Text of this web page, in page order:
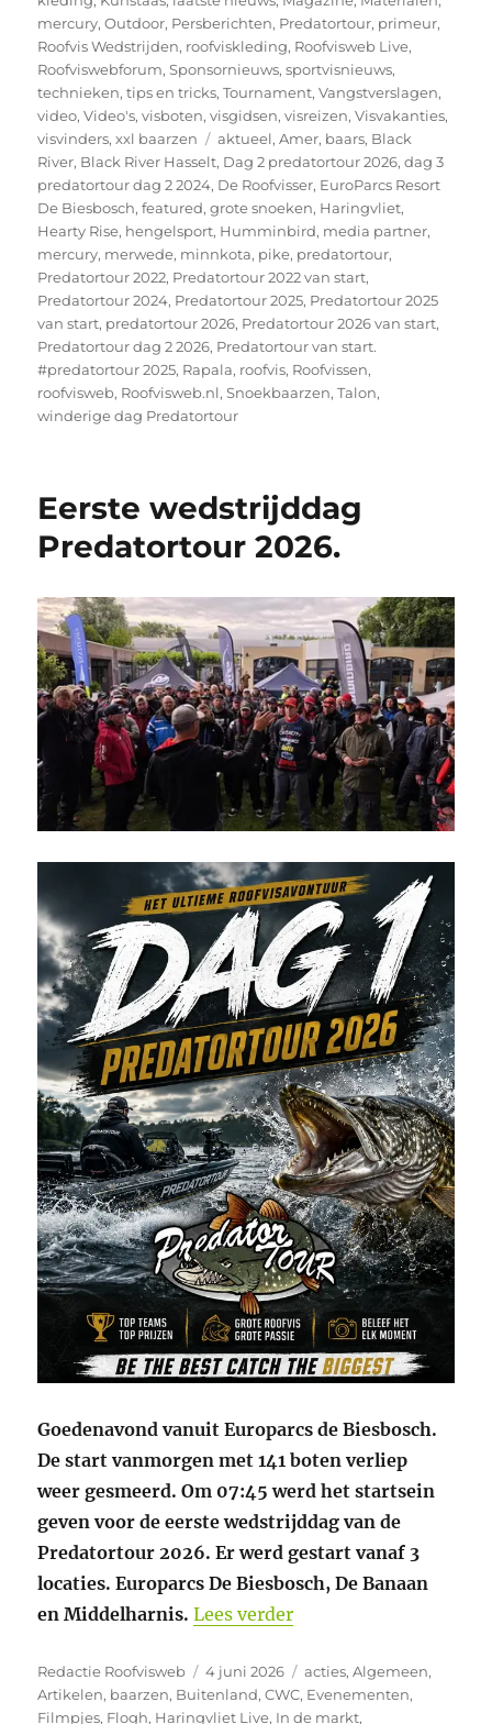
mercury,Outdoor, Persberichten, Predatortour, primeur,
Roofvis Wedstrijden, roofviskleding, Roofvisweb Live,
Roofviswebforum,Sponsornieuws,sportvisnieuws,
technieken,tips en tricks,Tournament,Vangstverslagen,
video,Video's,visboten,visgidsen,visreizen,Visvakanties,
visvinders,xxl baarzen Tags
aktueel,Amer, baars, Black
River, Black River Hasselt, Dag 2 predatortour 2026,dag 3
predatortour dag 2 2024, De Roofvisser, EuroParcs Resort
De Biesbosch,featured,grote snoeken, Haringvliet,
Hearty Rise, hengelsport, Humminbird, media partner,
mercury, merwede, minnkota, pike, predatortour,
Predatortour 2022, Predatortour 2022 van start,
Predatortour 2024, Predatortour 2025, Predatortour 2025
van start, predatortour 2026, Predatortour 2026 van start,
Predatortour dag 2 2026, Predatortour van start.
#predatortour 2025, Rapala, roofvis, Roofvissen,
roofvisweb, Roofvisweb.nl,Snoekbaarzen,Talon,
winderige dag Predatortour
Eerste wedstrijddag
Predatortour 2026.
Goedenavond vanuit Europarcs de Biesbosch.
De start vanmorgen met 141 boten verliep
weer gesmeerd. Om 07:45 werd het startsein
geven voor de eerste wedstrijddag van de
Predatortour 2026. Er werd gestart vanaf 3
locaties. Europarcs De Biesbosch, De Banaan
en Middelharnis. Lees verder“Eerste wedstrijddag
Auteur
Redactie Roofvisweb
Geplaatst
op
4 juni 2026 Categorieën
acties,Algemeen,
Artikelen, baarzen, Buitenland,CWC, Evenementen,
Filmpjes, Flogh, Haringvliet Live, In de markt,